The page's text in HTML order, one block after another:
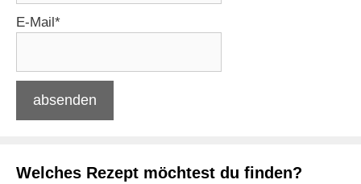
E-Mail*
Welches Rezept möchtest du finden?